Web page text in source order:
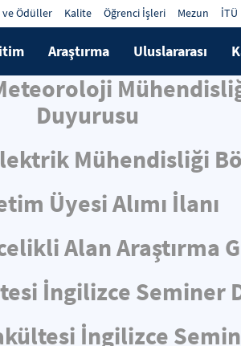
ve Ödüller Kalite Öğrenci İşleri Mezun İTÜ
Araştırma Uluslararası
Duyurusu
Mühendisliği
Üyesi Alımı İlanı
Alan Araştırma
İngilizce Seminer
İngilizce